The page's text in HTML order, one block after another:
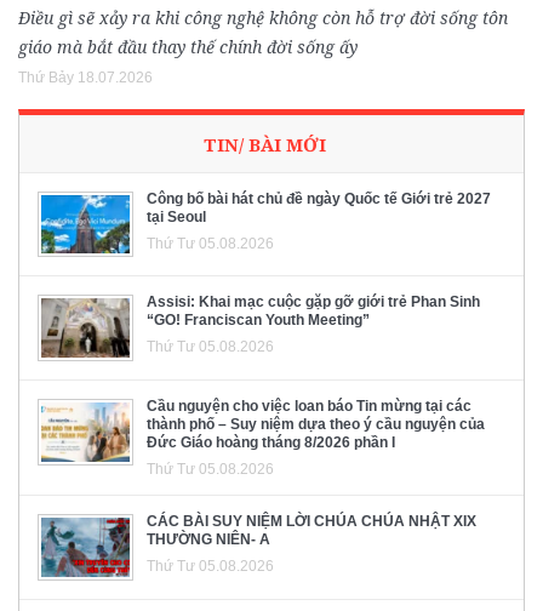
Điều gì sẽ xảy ra khi công nghệ không còn hỗ trợ đời sống tôn
giáo mà bắt đầu thay thế chính đời sống ấy
Thứ Bảy 18.07.2026
TIN/ BÀI MỚI
Công bố bài hát chủ đề ngày Quốc tế Giới trẻ 2027
tại Seoul
Thứ Tư 05.08.2026
Assisi: Khai mạc cuộc gặp gỡ giới trẻ Phan Sinh
“GO! Franciscan Youth Meeting”
Thứ Tư 05.08.2026
Cầu nguyện cho việc loan báo Tin mừng tại các
thành phố – Suy niệm dựa theo ý cầu nguyện của
Đức Giáo hoàng tháng 8/2026 phần I
Thứ Tư 05.08.2026
CÁC BÀI SUY NIỆM LỜI CHÚA CHÚA NHẬT XIX
THƯỜNG NIÊN- A
Thứ Tư 05.08.2026